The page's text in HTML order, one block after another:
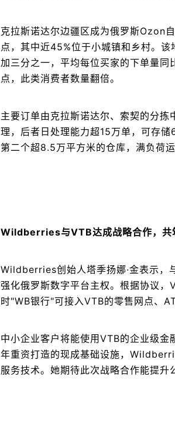
克拉斯诺达尔边疆区成为俄罗斯Ozon
点，其中近45%位于小城镇和乡村。
加三分之一，平均每位买家的下单量
点，此类消费者数量翻倍。
主要订单由克拉斯诺达尔、索契的分
理，后者日处理能力超15万单，可存
第二个超8.5万平方米的仓库，满负荷
Wildberries与VTB达成战略合作，共
Wildberries创始人塔季扬娜·金表示，
强化俄罗斯数字平台主权。根据协议
时"WB银行"可接入VTB的零售网点、
中小企业客户将能使用VTB的企业级
年重资打造的现成基础设施，
服务技术。她期待此次战略合作能提